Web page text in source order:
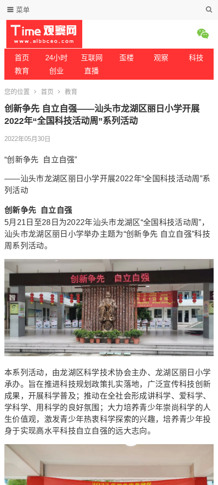
菜单
首页 24小时 互联网 歪楼 观察
科技
教育
创业 直播
您的位置 首页 教育
创新争先 自立自强——汕头市龙湖区丽日小学开展
2022年“全国科技活动周”系列活动
2022年05月30日
“创新争先 自立自强”
——汕头市龙湖区丽日小学开展2022年“全国科技活动周”系
列活动
创新争先 自立自强
5月21日至28日为2022年汕头市龙湖区“全国科技活动周”，
汕头市龙湖区丽日小学举办主题为“创新争先 自立自强”科技
周系列活动。
本系列活动，由龙湖区科学技术协会主办、龙湖区丽日小学
承办。旨在推进科技规划政策扎实落地，广泛宣传科技创新
成果，开展科学普及；推动在全社会形成讲科学、爱科学、
学科学、用科学的良好氛围；大力培养青少年崇尚科学的人
生价值观，激发青少年热衷科学探索的兴趣，培养青少年投
身于实现高水平科技自立自强的远大志向。